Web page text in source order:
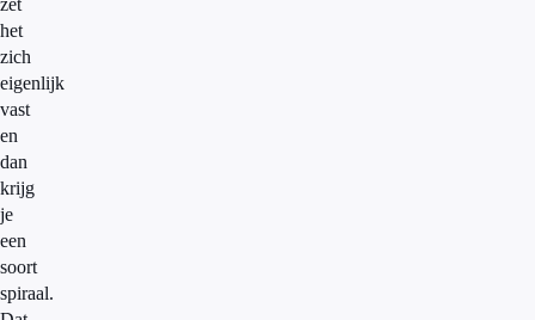
zet
het
zich
eigenlijk
vast
en
dan
krijg
je
een
soort
spiraal.